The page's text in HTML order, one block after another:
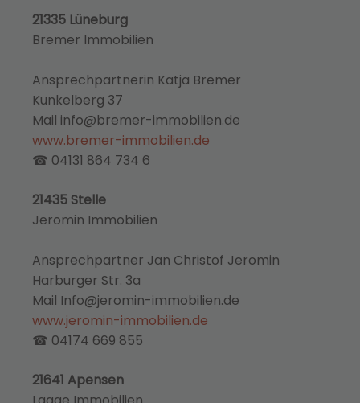
21335 Lüneburg
Bremer Immobilien
Ansprechpartnerin Katja Bremer
Kunkelberg 37
Mail info@bremer-immobilien.de
www.bremer-immobilien.de
☎ 04131 864 734 6
21435 Stelle
Jeromin Immobilien
Ansprechpartner Jan Christof Jeromin
Harburger Str. 3a
Mail Info@jeromin-immobilien.de
www.jeromin-immobilien.de
☎ 04174 669 855
21641 Apensen